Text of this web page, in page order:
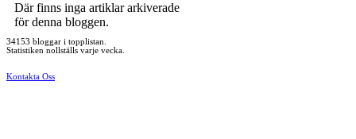
Där finns inga artiklar arkiverade
för denna bloggen.
34153 bloggar i topplistan.
Statistiken nollställs varje vecka.
Kontakta Oss